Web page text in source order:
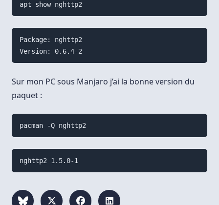
apt show nghttp2
Package: nghttp2
Version: 0.6.4-2
Sur mon PC sous Manjaro j’ai la bonne version du
paquet :
pacman -Q nghttp2
nghttp2 1.5.0-1